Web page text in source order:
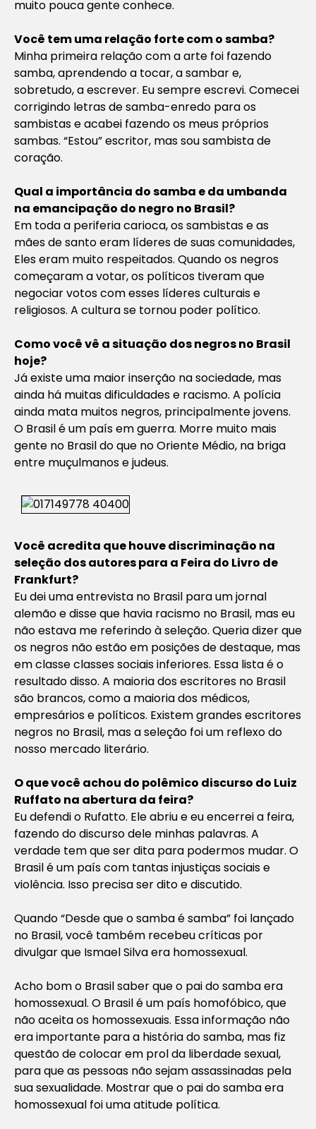
muito pouca gente conhece.
Você tem uma relação forte com o samba?
Minha primeira relação com a arte foi fazendo
samba, aprendendo a tocar, a sambar e,
sobretudo, a escrever. Eu sempre escrevi. Comecei
corrigindo letras de samba-enredo para os
sambistas e acabei fazendo os meus próprios
sambas. “Estou” escritor, mas sou sambista de
coração.
Qual a importância do samba e da umbanda
na emancipação do negro no Brasil?
Em toda a periferia carioca, os sambistas e as
mães de santo eram líderes de suas comunidades,
Eles eram muito respeitados. Quando os negros
começaram a votar, os políticos tiveram que
negociar votos com esses líderes culturais e
religiosos. A cultura se tornou poder político.
Como você vê a situação dos negros no Brasil
hoje?
Já existe uma maior inserção na sociedade, mas
ainda há muitas dificuldades e racismo. A polícia
ainda mata muitos negros, principalmente jovens.
O Brasil é um país em guerra. Morre muito mais
gente no Brasil do que no Oriente Médio, na briga
entre muçulmanos e judeus.
Você acredita que houve discriminação na
seleção dos autores para a Feira do Livro de
Frankfurt?
Eu dei uma entrevista no Brasil para um jornal
alemão e disse que havia racismo no Brasil, mas eu
não estava me referindo à seleção. Queria dizer que
os negros não estão em posições de destaque, mas
em classe classes sociais inferiores. Essa lista é o
resultado disso. A maioria dos escritores no Brasil
são brancos, como a maioria dos médicos,
empresários e políticos. Existem grandes escritores
negros no Brasil, mas a seleção foi um reflexo do
nosso mercado literário.
O que você achou do polêmico discurso do Luiz
Ruffato na abertura da feira?
Eu defendi o Rufatto. Ele abriu e eu encerrei a feira,
fazendo do discurso dele minhas palavras. A
verdade tem que ser dita para podermos mudar. O
Brasil é um país com tantas injustiças sociais e
violência. Isso precisa ser dito e discutido.
Quando “Desde que o samba é samba” foi lançado
no Brasil, você também recebeu críticas por
divulgar que Ismael Silva era homossexual.
Acho bom o Brasil saber que o pai do samba era
homossexual. O Brasil é um país homofóbico, que
não aceita os homossexuais. Essa informação não
era importante para a história do samba, mas fiz
questão de colocar em prol da liberdade sexual,
para que as pessoas não sejam assassinadas pela
sua sexualidade. Mostrar que o pai do samba era
homossexual foi uma atitude política.